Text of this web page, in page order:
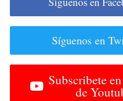
Síguenos en
Subscribete
de